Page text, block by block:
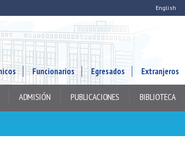
English
Funcionarios Egresados Extranjeros
ADMISIÓN PUBLICACIONES BIBLIOTECA